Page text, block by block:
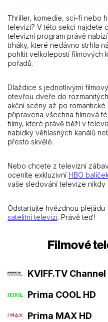
Thriller, komedie, sci-fi nebo
televizi? V této sekci najdete
televizní program právě
trháky, které nedávno strhla
pohltit velkolepostí filmových
pořadů.
Dlaždice s jednotlivými
otevřou dveře do
akční scény až po romantické
připravena všechna filmová
filmy, které právě běží v
nabídky věhlasných kanálů
přesto skvělé.
Nebo chcete z televizní
oceníte exkluzivní HBO
vaše sledování televize nikdy
Odstartujte hvězdnou plejádu
satelitní televizi. Právě teď!
Filmové
KVIFF.TV Channel
Prima COOL HD
Prima MAX HD